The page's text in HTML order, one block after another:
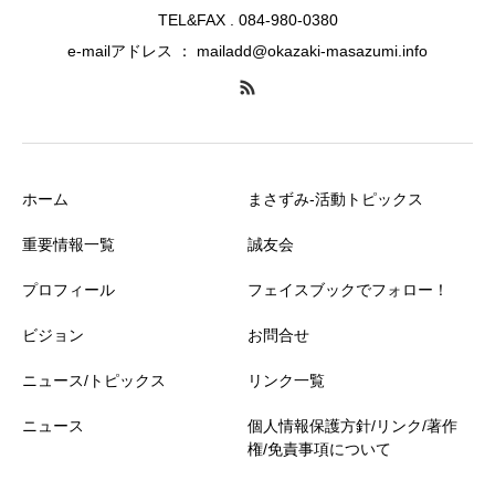
TEL&FAX . 084-980-0380
e-mailアドレス ： mailadd@okazaki-masazumi.info
ホーム
重要情報一覧
プロフィール
ビジョン
ニュース/トピックス
ニュース
まさずみ-活動トピックス
誠友会
フェイスブックでフォロー！
お問合せ
リンク一覧
個人情報保護方針/リンク/著作
権/免責事項について